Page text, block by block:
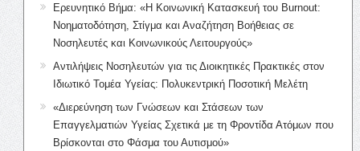
Ερευνητικό Βήμα: «Η Κοινωνική Κατασκευή του Burnout:
Νοηματοδότηση, Στίγμα και Αναζήτηση Βοήθειας σε
Νοσηλευτές και Κοινωνικούς Λειτουργούς»
Αντιλήψεις Νοσηλευτών για τις Διοικητικές Πρακτικές στον
Ιδιωτικό Τομέα Υγείας: Πολυκεντρική Ποσοτική Μελέτη
«Διερεύνηση των Γνώσεων και Στάσεων των
Επαγγελματιών Υγείας Σχετικά με τη Φροντίδα Ατόμων που
Βρίσκονται στο Φάσμα του Αυτισμού»